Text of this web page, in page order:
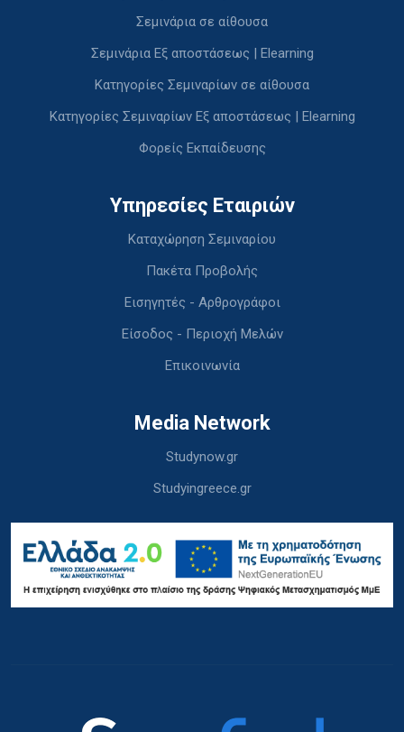
Σεμινάρια σε αίθουσα
Σεμινάρια Εξ αποστάσεως | Elearning
Κατηγορίες Σεμιναρίων σε αίθουσα
Κατηγορίες Σεμιναρίων Εξ αποστάσεως | Elearning
Φορείς Εκπαίδευσης
Υπηρεσίες Εταιριών
Καταχώρηση Σεμιναρίου
Πακέτα Προβολής
Εισηγητές - Αρθρογράφοι
Είσοδος - Περιοχή Μελών
Επικοινωνία
Media Network
Studynow.gr
Studyingreece.gr